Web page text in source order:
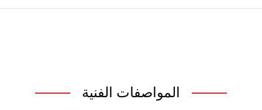
المواصفات الفنية